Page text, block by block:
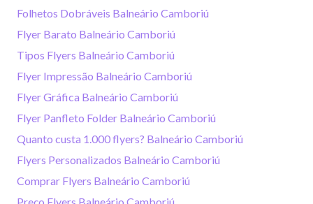
Folhetos Dobráveis Balneário Camboriú
Flyer Barato Balneário Camboriú
Tipos Flyers Balneário Camboriú
Flyer Impressão Balneário Camboriú
Flyer Gráfica Balneário Camboriú
Flyer Panfleto Folder Balneário Camboriú
Quanto custa 1.000 flyers? Balneário Camboriú
Flyers Personalizados Balneário Camboriú
Comprar Flyers Balneário Camboriú
Preço Flyers Balneário Camboriú